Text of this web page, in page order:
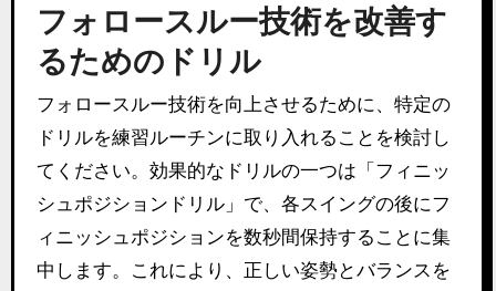
フォロースルー技術を改善す
るためのドリル
フォロースルー技術を向上させるために、特定の
ドリルを練習ルーチンに取り入れることを検討し
てください。効果的なドリルの一つは「フィニッ
シュポジションドリル」で、各スイングの後にフ
ィニッシュポジションを数秒間保持することに集
中します。これにより、正しい姿勢とバランスを